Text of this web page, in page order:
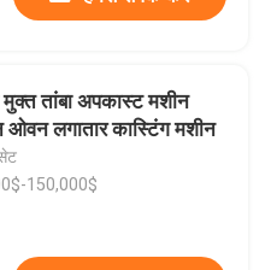
तांबा अपकास्ट मशीन
लगातार कास्टिंग मशीन
150,000$